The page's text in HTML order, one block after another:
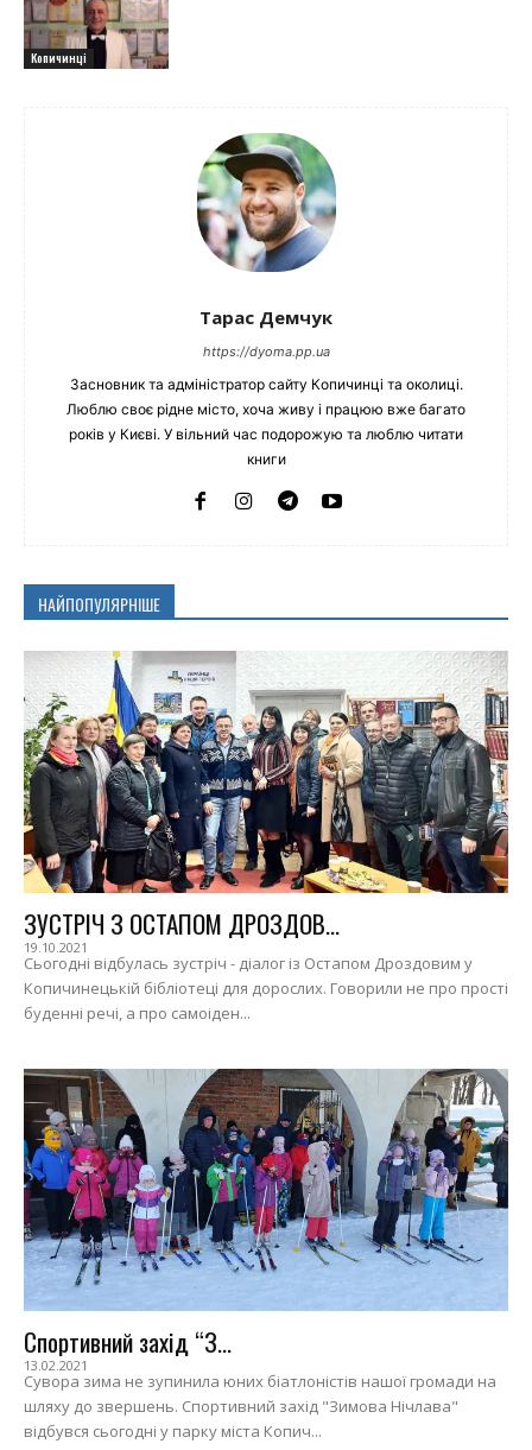
Копичинці
Тарас Демчук
https://dyoma.pp.ua
Засновник та адміністратор сайту Копичинці та околиці.
Люблю своє рідне місто, хоча живу і працюю вже багато
років у Києві. У вільний час подорожую та люблю читати
книги
НАЙПОПУЛЯРНІШЕ
ЗУСТРІЧ З ОСТАПОМ ДРОЗДОВ...
19.10.2021
Сьогодні відбулась зустріч - діалог із Остапом Дроздовим у
Копичинецькій бібліотеці для дорослих. Говорили не про прості
буденні речі, а про самоіден...
Спортивний захід “З...
13.02.2021
Сувора зима не зупинила юних біатлоністів нашої громади на
шляху до звершень. Спортивний захід "Зимова Нічлава"
відбувся сьогодні у парку міста Копич...